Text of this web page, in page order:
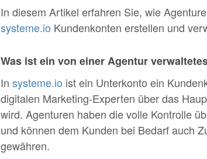
In diesem Artikel erfahren Sie, wie
systeme.io Kundenkonten erstellen und
Was ist ein von einer Agentur
In systeme.io ist ein Unterkonto ein
digitalen Marketing-Experten über das
wird. Agenturen haben die volle Kontrolle
und können dem Kunden bei Bedarf auch
gewähren.